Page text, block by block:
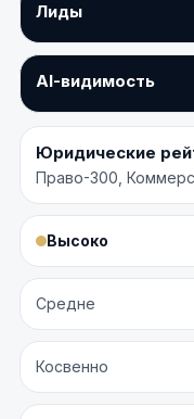
Лиды
AI-видимость
Юридические
Право-300,
Высоко
Средне
Косвенно